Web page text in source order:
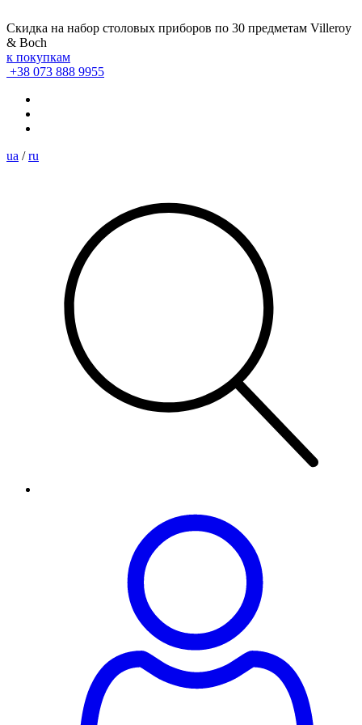
Скидка на набор столовых приборов по 30 предметам Villeroy
& Boch
к покупкам
+38 073 888 9955
ua / ru